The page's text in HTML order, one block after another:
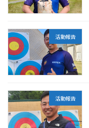
活動報告
活動報告